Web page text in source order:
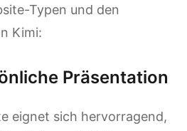
Typen und den
Kimi:
Präsentation
eignet sich hervorragend,